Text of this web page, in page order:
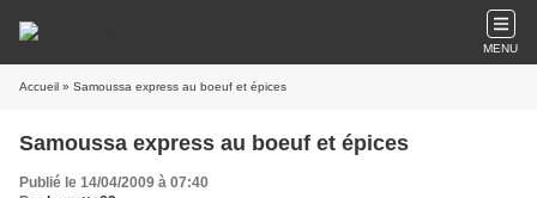
MENU
Accueil » Samoussa express au boeuf et épices
Samoussa express au boeuf et épices
Publié le 14/04/2009 à 07:40